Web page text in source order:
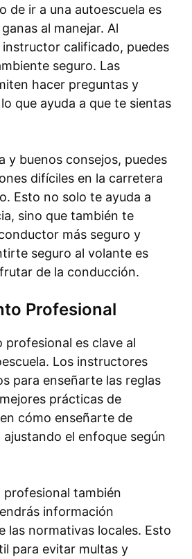
de ir a una autoescuela es
al manejar. Al
calificado, puedes
seguro. Las
hacer preguntas y
que ayuda a que te sientas
y buenos consejos, puedes
difíciles en la carretera
Esto no solo te ayuda a
sino que también te
más seguro y
seguro al volante es
de la conducción.
Profesional
profesional es clave al
Los instructores
para enseñarte las reglas
prácticas de
cómo enseñarte de
el enfoque según
profesional también
información
las normativas locales. Esto
para evitar multas y